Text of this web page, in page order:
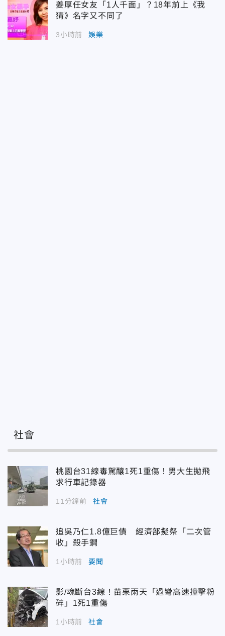
姜厚任女友「1人千面」？18年前上《我
猜》名字又不同了
3小時前 娛樂
社會
桃園台31線毒駕釀1死1重傷！男大生拋飛
求行車記錄器
11分鐘前 社會
追吳乃仁1.8億巨債 經濟部擬祭「二次管
收」殺手鐧
1小時前 要聞
影/魂斷台3線！苗栗雨天「過彎高速撞擊粉
碎」1死1重傷
1小時前 社會